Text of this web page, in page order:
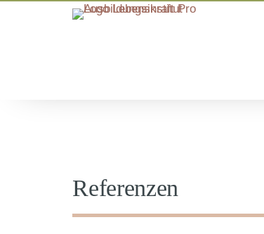
Referenzen